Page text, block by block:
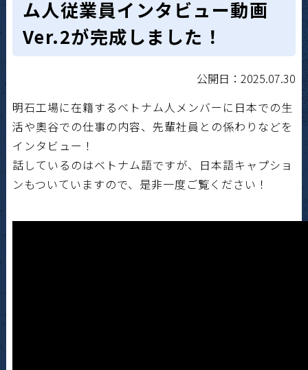
ム人従業員インタビュー動画
Ver.2が完成しました！
公開日：2025.07.30
明石工場に在籍するベトナム人メンバーに日本での生
活や奧谷での仕事の内容、先輩社員との係わりなどを
インタビュー！
話しているのはベトナム語ですが、日本語キャプショ
ンもついていますので、是非一度ご覧ください！